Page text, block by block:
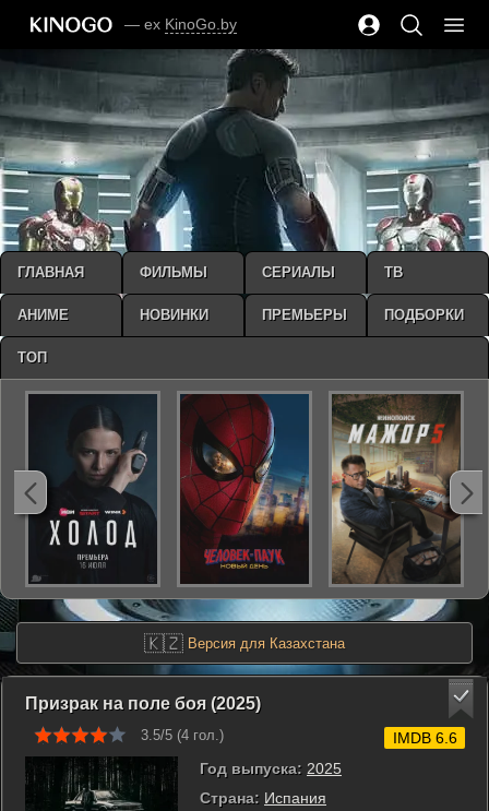
— ex KinoGo.by
🇰🇿 Версия для Казахстана
Призрак на поле боя (2025)
3.5/5 (4 гол.)
Год выпуска: 2025
Страна: Испания
IMDB 6.6
ГЛАВНАЯ ФИЛЬМЫ СЕРИАЛЫ ТВ
АНИМЕ НОВИНКИ ПРЕМЬЕРЫ ПОДБОРКИ
ТОП